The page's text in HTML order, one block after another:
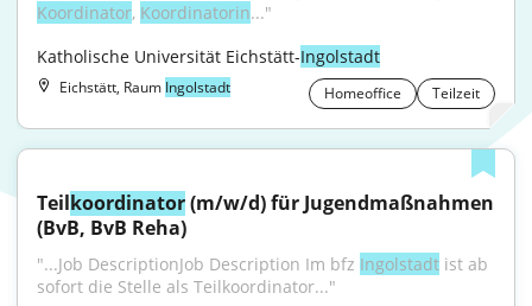
Koordinator, Koordinatorin..."
Katholische Universität Eichstätt-Ingolstadt
Eichstätt, Raum Ingolstadt Homeoffice Teilzeit
Teilkoordinator (m/w/d) für Jugendmaßnahmen
(BvB, BvB Reha)
"...Job DescriptionJob Description Im bfz Ingolstadt ist ab
sofort die Stelle als Teilkoordinator..."